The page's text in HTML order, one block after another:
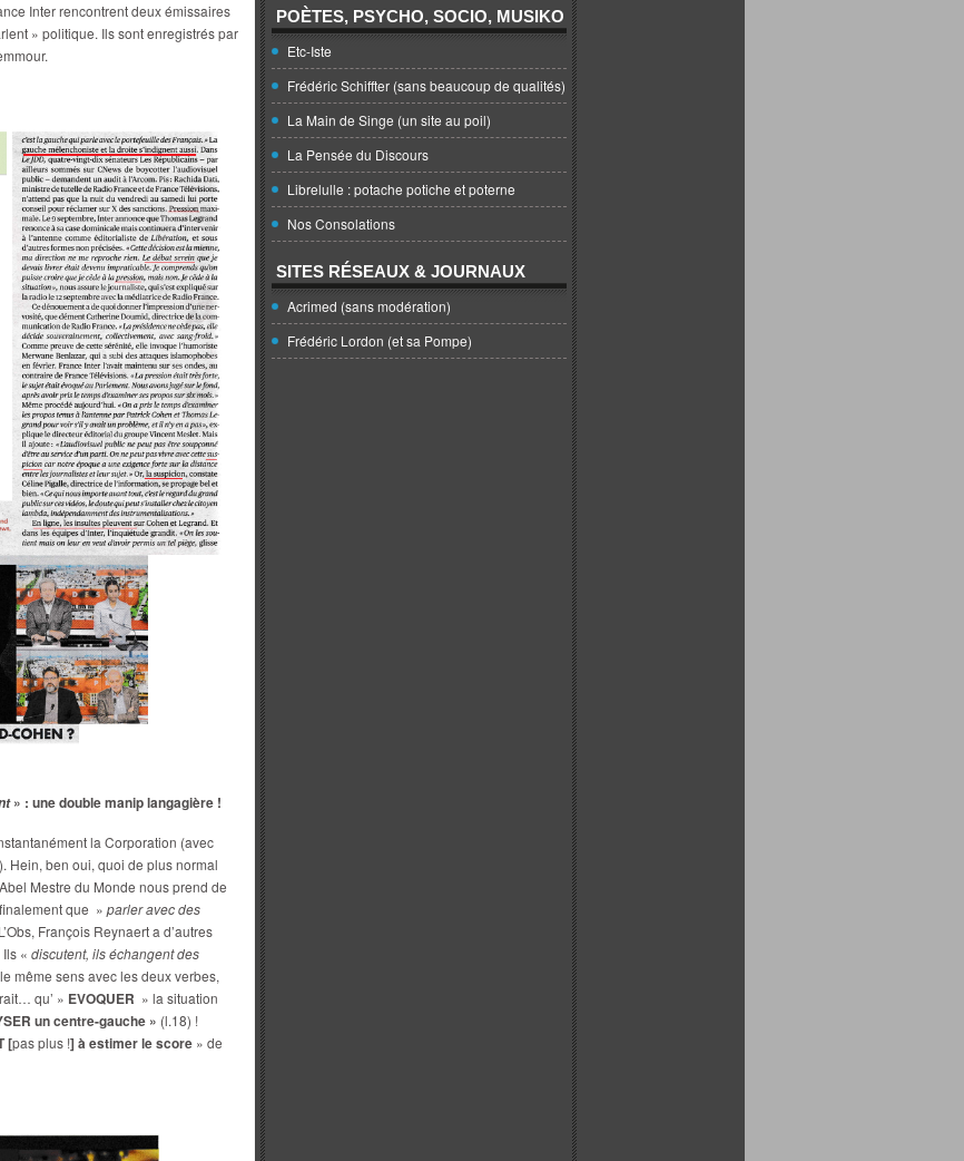
Inter rencontrent deux émissaires
» politique. Ils sont enregistrés par
» : une double manip langagière !
la Corporation (avec
). Hein, ben oui, quoi de plus normal
Mestre du Monde nous prend de
que » parler avec des
François Reynaert a d’autres
« discutent, ils échangent des
même sens avec les deux verbes,
qu’ » EVOQUER » la situation
un centre-gauche » (l.18) !
[pas plus !] à estimerle score » de
POÈTES, PSYCHO, SOCIO, MUSIKO
Etc-Iste
Frédéric Schiffter (sans beaucoup de qualités)
La Main de Singe (un site au poil)
La Pensée du Discours
Librelulle : potache potiche et poterne
Nos Consolations
SITES RÉSEAUX & JOURNAUX
Acrimed (sans modération)
Frédéric Lordon (et sa Pompe)